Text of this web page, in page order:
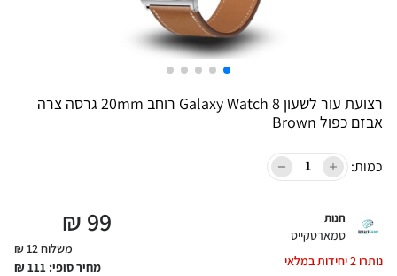
רצועת עור לשעון Galaxy Watch 8 רוחב 20mm גרסה צרה
אבזם כפול Brown
כמות:
חנות
סמארטקייס
נותרו2יחידות במלאי
99
₪
משלוח 12 ₪
מחיר סופי: 111
₪